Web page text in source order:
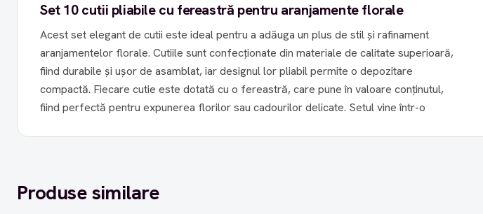
Set 10 cutii pliabile cu fereastră pentru aranjamente florale
Acest set elegant de cutii este ideal pentru a adăuga un plus de stil și rafinament
aranjamentelor florale. Cutiile sunt confecționate din materiale de calitate superioară,
fiind durabile și ușor de asamblat, iar designul lor pliabil permite o depozitare
compactă. Fiecare cutie este dotată cu o fereastră, care pune în valoare conținutul,
fiind perfectă pentru expunerea florilor sau cadourilor delicate. Setul vine într-o
Produse similare